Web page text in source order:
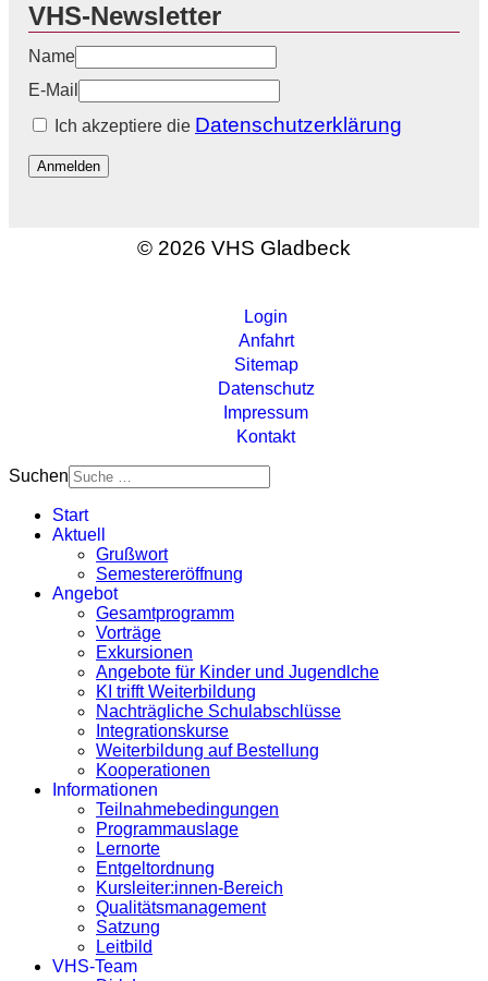
VHS-Newsletter
Name
E-Mail
Ich akzeptiere die Datenschutzerklärung
Anmelden
© 2026 VHS Gladbeck
Login
Anfahrt
Sitemap
Datenschutz
Impressum
Kontakt
Suchen
Start
Aktuell
Grußwort
Semestereröffnung
Angebot
Gesamtprogramm
Vorträge
Exkursionen
Angebote für Kinder und Jugendlche
KI trifft Weiterbildung
Nachträgliche Schulabschlüsse
Integrationskurse
Weiterbildung auf Bestellung
Kooperationen
Informationen
Teilnahmebedingungen
Programmauslage
Lernorte
Entgeltordnung
Kursleiter:innen-Bereich
Qualitätsmanagement
Satzung
Leitbild
VHS-Team